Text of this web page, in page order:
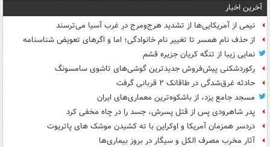
آخرین اخبار
نیمی از آمریکایی‌ها از تشدید هرج‌ومرج در غرب آسیا می‌ترسند
از حذف نام همسر تا تغییر نام خانوادگی؛ اما و اگرهای تعویض شناسنامه
نمایی زیبا از تنگه کریان جزیره قشم
رکوردشکنی پیش‌فروش جدیدترین گوشی‌های تاشوی سامسونگ
حادثه غرق‌شدگی در طاقانک ۲ قربانی گرفت
مسجد جامع یزد، از باشکوه‌ترین معماری‌های ایران
پدر شاهرودی پس از قتل پسرش، جسد را در چاه مخفی کرد
دردسر همزمان آمریکا و اوکراین با ته کشیدن موشک های پاتریوت
آثار مخرب مصرف الکل و سیگار در بروز بیماری‌ها